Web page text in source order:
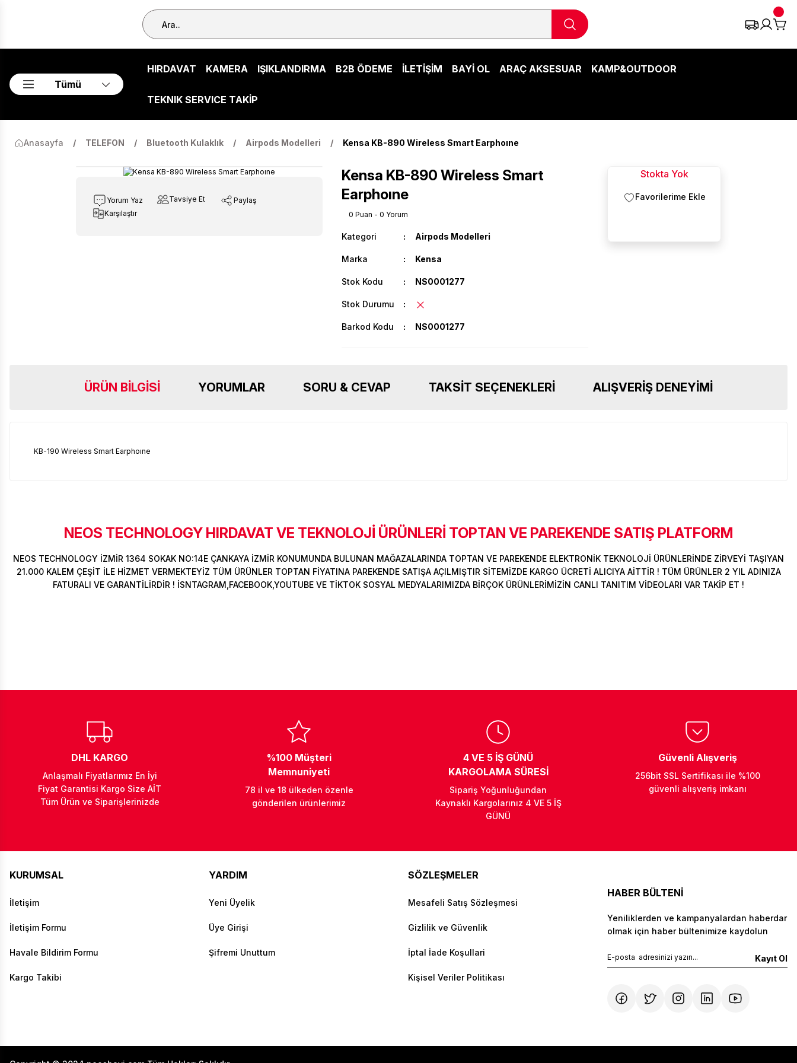
Tümü
HIRDAVAT KAMERA IŞIKLANDIRMA B2B ÖDEME İLETİŞİM BAYİ OL ARAÇ AKSESUAR KAMP&OUTDOOR
TEKNIK SERVICE TAKİP
Anasayfa TELEFON Bluetooth Kulaklık Airpods Modelleri Kensa KB-890 Wireless Smart Earphoıne
Yorum Yaz Tavsiye Et
Paylaş
Karşılaştır
Kensa KB-890 Wireless Smart
Earphoıne
0 Puan - 0 Yorum
Kategori Airpods Modelleri
Marka Kensa
Stok Kodu NS0001277
Stok Durumu
Barkod Kodu NS0001277
Stokta Yok
ÜRÜN BILGISI YORUMLAR SORU & CEVAP TAKSIT SEÇENEKLERI ALIŞVERIŞ DENEYIMI
KB-190 Wireless Smart Earphoıne
Bu ürüne ilk yorumu siz yapın!
Yorum Yaz
Ürün hakkında henüz soru sorulmamış.
Soru Sor
Sitemize ilk yorumu siz yapın!
Deneyimini Paylaş
NEOS TECHNOLOGY HIRDAVAT VE TEKNOLOJİ ÜRÜNLERİ TOPTAN VE PAREKENDE SATIŞ PLATFORM
NEOS TECHNOLOGY İZMİR 1364 SOKAK NO:14E ÇANKAYA İZMİR KONUMUNDA BULUNAN MAĞAZALARINDA TOPTAN VE PAREKENDE ELEKTRONİK TEKNOLOJİ ÜRÜNLERİNDE ZİRVEYİ TAŞIYAN
21.000 KALEM ÇEŞİT İLE HİZMET VERMEKTEYİZ TÜM ÜRÜNLER TOPTAN FİYATINA PAREKENDE SATIŞA AÇILMIŞTIR SİTEMİZDE KARGO ÜCRETİ ALICIYA AİTTİR ! TÜM ÜRÜNLER 2 YIL ADINIZA
FATURALI VE GARANTİLİRDİR ! İSNTAGRAM,FACEBOOK,YOUTUBE VE TİKTOK SOSYAL MEDYALARIMIZDA BİRÇOK ÜRÜNLERİMİZİN CANLI TANITIM VİDEOLARI VAR TAKİP ET !
DHL KARGO
Anlaşmalı Fiyatlarımız En İyi
Fiyat Garantisi Kargo Size AİT
Tüm Ürün ve Siparişlerinizde
%100 Müşteri
Memnuniyeti
78 il ve 18 ülkeden özenle
gönderilen ürünlerimiz
4 VE 5 İŞ GÜNÜ
KARGOLAMA SÜRESİ
Sipariş Yoğunluğundan
Kaynaklı Kargolarınız 4 VE 5 İŞ
GÜNÜ
Güvenli Alışveriş
256bit SSL Sertifikası ile %100
güvenli alışveriş imkanı
KURUMSAL
İletişim
İletişim Formu
Havale Bildirim Formu
Kargo Takibi
YARDIM
Yeni Üyelik
Üye Girişi
Şifremi Unuttum
SÖZLEŞMELER
Mesafeli Satış Sözleşmesi
Gizlilik ve Güvenlik
İptal İade Koşullari
Kişisel Veriler Politikası
HABER BÜLTENİ
Yeniliklerden ve kampanyalardan haberdar
olmak için haber bültenimize kaydolun
Kayıt Ol